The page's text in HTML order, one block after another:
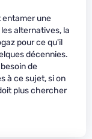
entamer une
alternatives, la
pour ce qu'il
décennies.
de
à ce sujet, si on
plus chercher